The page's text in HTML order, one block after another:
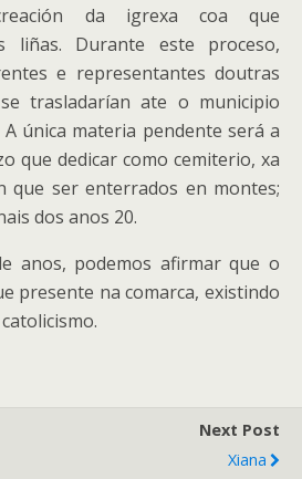
da igrexa coa que
liñas. Durante este proceso,
e representantes doutras
trasladarían ate o municipio
única materia pendente será a
que dedicar como cemiterio, xa
que ser enterrados en montes;
dos anos 20.
anos, podemos afirmar que o
presente na comarca, existindo
Next Post
Xiana